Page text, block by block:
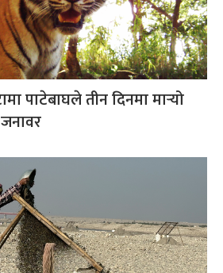
पाटेबाघले तीन दिनमा मार्‍यो